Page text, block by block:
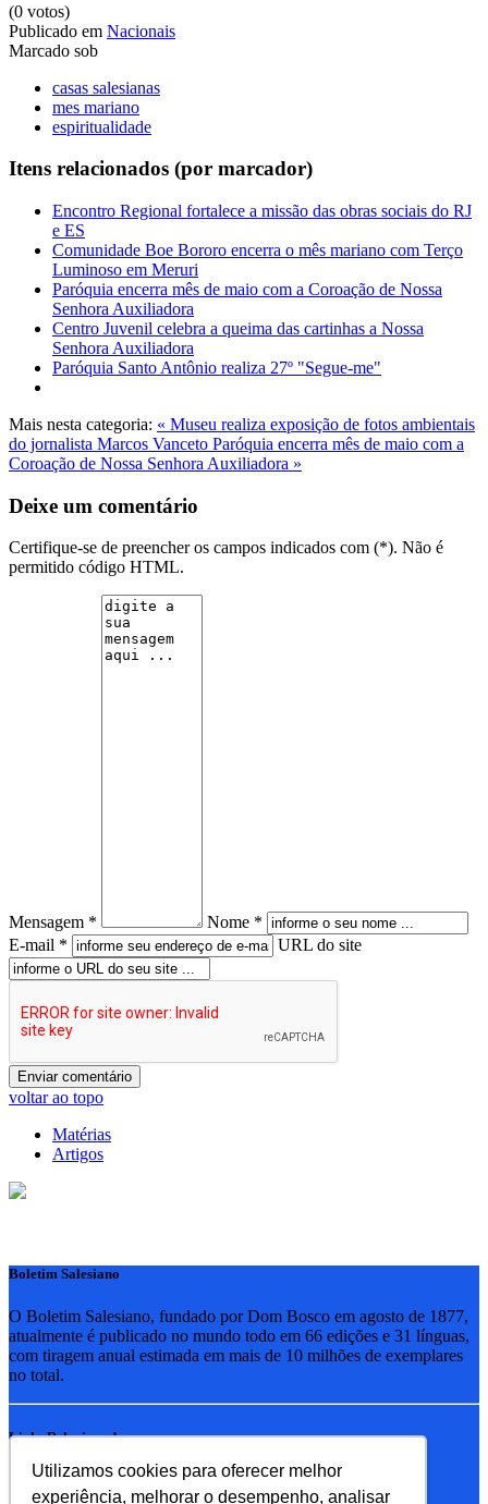
Utilizamos cookies para oferecer melhor
experiência, melhorar o desempenho, analisar
(0 votos)
Publicado em Nacionais
Marcado sob
casas salesianas
mes mariano
espiritualidade
Itens relacionados (por marcador)
Encontro Regional fortalece a missão das obras sociais do RJ
e ES
Comunidade Boe Bororo encerra o mês mariano com Terço
Luminoso em Meruri
Paróquia encerra mês de maio com a Coroação de Nossa
Senhora Auxiliadora
Centro Juvenil celebra a queima das cartinhas a Nossa
Senhora Auxiliadora
Paróquia Santo Antônio realiza 27º "Segue-me"
Mais nesta categoria: « Museu realiza exposição de fotos ambientais
do jornalista Marcos Vanceto Paróquia encerra mês de maio com a
Coroação de Nossa Senhora Auxiliadora »
Deixe um comentário
Certifique-se de preencher os campos indicados com (*). Não é
permitido código HTML.
Mensagem *
Nome *
E-mail *
URL do site
voltar ao topo
Matérias
Artigos
Boletim Salesiano
O Boletim Salesiano, fundado por Dom Bosco em agosto de 1877,
atualmente é publicado no mundo todo em 66 edições e 31 línguas,
com tiragem anual estimada em mais de 10 milhões de exemplares
no total.
Links Relacionados
RSB - Rede Salesiana Brasil
EDEBE - Editora